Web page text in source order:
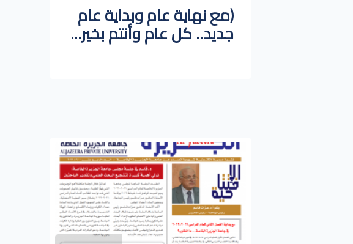
(مع نهاية عام وبداية عام
جديد.. كل عام وأنتم بخير...